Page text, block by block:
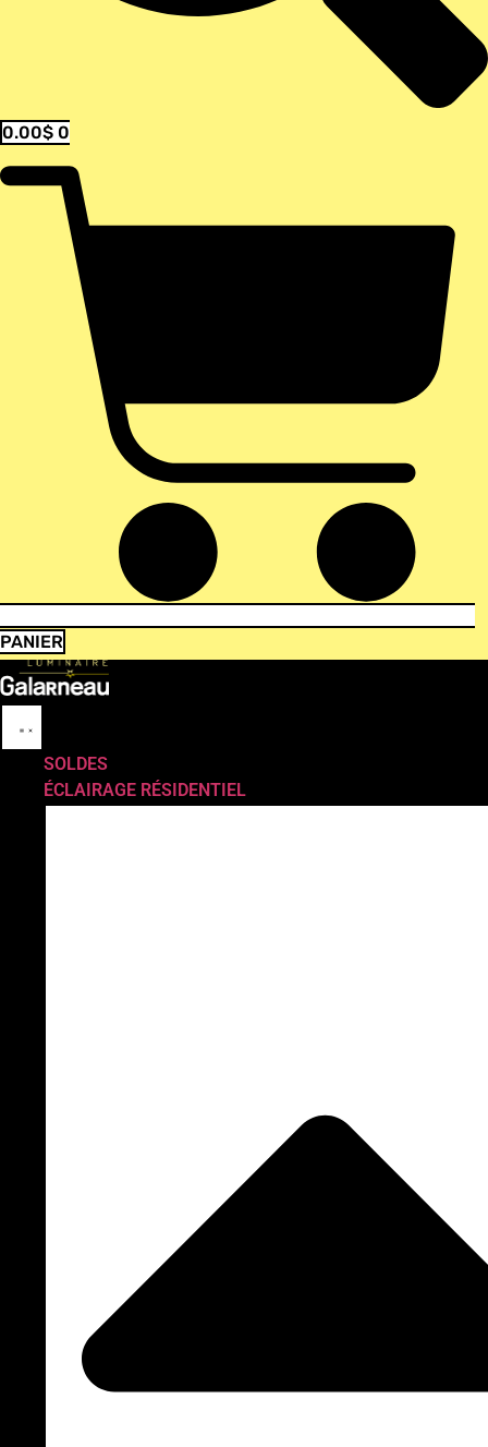
0.00$ 0
PANIER
SOLDES
ÉCLAIRAGE RÉSIDENTIEL